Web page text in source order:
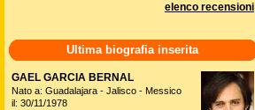
elenco recensioni
Ultima biografia inserita
GAEL GARCIA BERNAL
Nato a: Guadalajara - Jalisco - Messico
il: 30/11/1978